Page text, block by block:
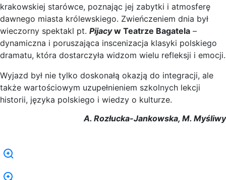
krakowskiej starówce, poznając jej zabytki i atmosferę
dawnego miasta królewskiego. Zwieńczeniem dnia był
wieczorny spektakl pt. Pijacyw Teatrze Bagatela –
dynamiczna i poruszająca inscenizacja klasyki polskiego
dramatu, która dostarczyła widzom wielu refleksji i emocji.
Wyjazd był nie tylko doskonałą okazją do integracji, ale
także wartościowym uzupełnieniem szkolnych lekcji
historii, języka polskiego i wiedzy o kulturze.
A. Rozłucka-Jankowska, M. Myśliwy